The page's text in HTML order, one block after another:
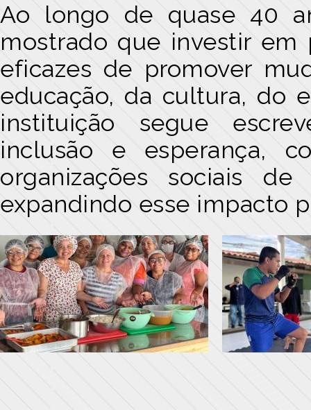
Ao longo de quase 40
mostrado que investir em
eficazes de promover
educação, da cultura, do
instituição segue
inclusão e esperança,
organizações sociais
expandindo esse impacto